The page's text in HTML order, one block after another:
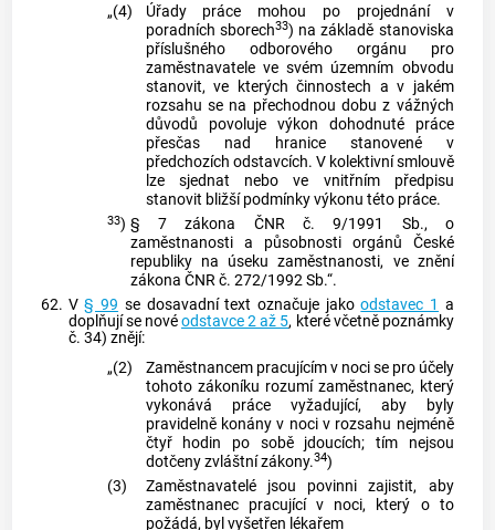
„(4)
Úřady práce mohou po projednání v
poradních sborech33) na základě stanoviska
příslušného odborového orgánu pro
zaměstnavatele ve svém územním obvodu
stanovit, ve kterých činnostech a v jakém
rozsahu se na přechodnou dobu z vážných
důvodů povoluje výkon dohodnuté práce
přesčas nad hranice stanovené v
předchozích odstavcích. V kolektivní smlouvě
lze sjednat nebo ve vnitřním předpisu
stanovit bližší podmínky výkonu této práce.
33) § 7 zákona ČNR č. 9/1991 Sb., o
zaměstnanosti a působnosti orgánů České
republiky na úseku zaměstnanosti, ve znění
zákona ČNR č. 272/1992 Sb.“.
62. V§ 99 se dosavadní text označuje jakoodstavec 1 a
doplňují se novéodstavce 2 až 5, které včetně poznámky
č. 34) znějí:
„(2)
Zaměstnancem pracujícím v noci se pro účely
tohoto zákoníku rozumí zaměstnanec, který
vykonává práce vyžadující, aby byly
pravidelně konány v noci v rozsahu nejméně
čtyř hodin po sobě jdoucích; tím nejsou
dotčeny zvláštní zákony.34)
(3)
Zaměstnavatelé jsou povinni zajistit, aby
zaměstnanec pracující v noci, který o to
požádá, byl vyšetřen lékařem